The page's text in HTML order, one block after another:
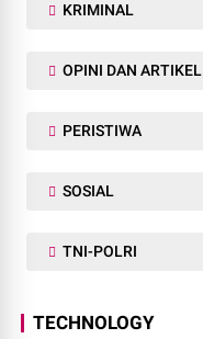
KRIMINAL
OPINI DAN ARTIKEL
PERISTIWA
SOSIAL
TNI-POLRI
TECHNOLOGY